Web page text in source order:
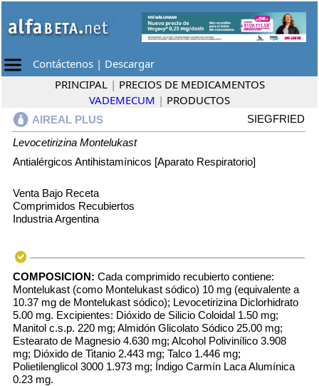
Contáctenos | Descargar
PRINCIPAL | PRECIOS DE MEDICAMENTOS
VADEMECUM | PRODUCTOS
AIREAL PLUS
SIEGFRIED
Levocetirizina Montelukast
Antialérgicos Antihistamínicos [Aparato Respiratorio]
Venta Bajo Receta
Comprimidos Recubiertos
Industria Argentina
COMPOSICION: Cada comprimido recubierto contiene:
Montelukast (como Montelukast sódico) 10 mg (equivalente a
10.37 mg de Montelukast sódico); Levocetirizina Diclorhidrato
5.00 mg. Excipientes: Dióxido de Silicio Coloidal 1.50 mg;
Manitol c.s.p. 220 mg; Almidón Glicolato Sódico 25.00 mg;
Estearato de Magnesio 4.630 mg; Alcohol Polivinílico 3.908
mg; Dióxido de Titanio 2.443 mg; Talco 1.446 mg;
Polietilenglicol 3000 1.973 mg; Índigo Carmín Laca Alumínica
0.23 mg.